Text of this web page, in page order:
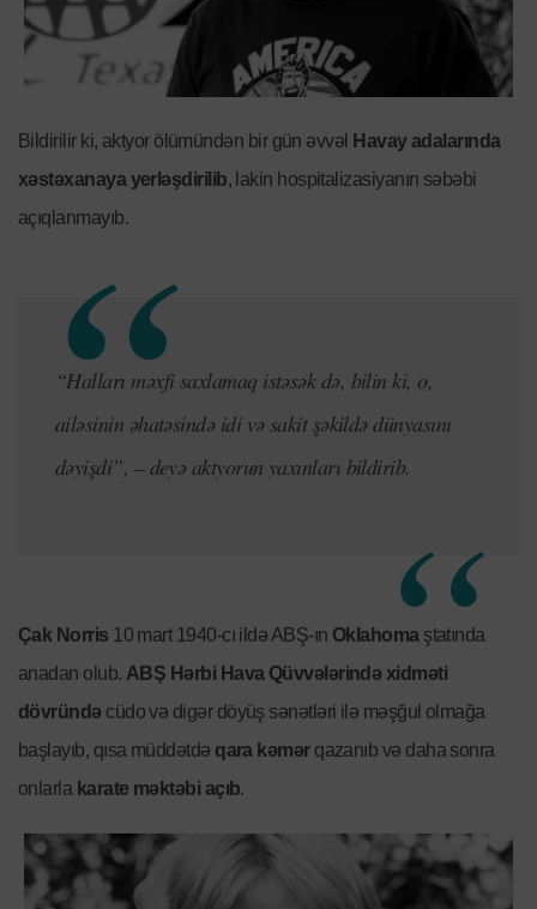
Bildirilir ki, aktyor ölümündən bir gün əvvəl Havay adalarında
xəstəxanaya yerləşdirilib, lakin hospitalizasiyanın səbəbi
açıqlanmayıb.
“Halları məxfi saxlamaq istəsək də, bilin ki, o,
ailəsinin əhatəsində idi və sakit şəkildə dünyasını
dəyişdi”, – deyə aktyorun yaxınları bildirib.
Çak Norris 10 mart 1940-cı ildə ABŞ-ın Oklahomaştatında
anadan olub. ABŞ Hərbi Hava Qüvvələrində xidməti
dövründə cüdo və digər döyüş sənətləri ilə məşğul olmağa
başlayıb, qısa müddətdə qara kəmərqazanıb və daha sonra
onlarla karate məktəbi açıb.